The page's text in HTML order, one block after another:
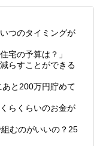
つのタイミングが
宅の予算は？」
らすことができる
あと200万円貯めて
らくらいのお金が
むのがいいの？25